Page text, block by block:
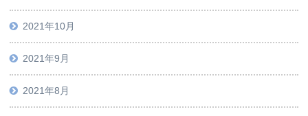
2021年10月
2021年9月
2021年8月